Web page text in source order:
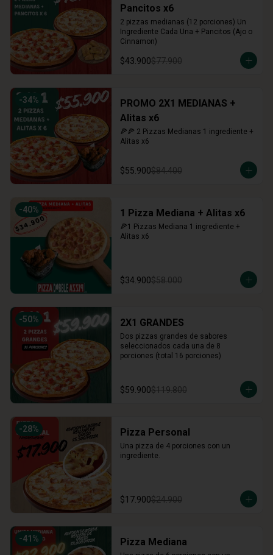
Pancitos x6
2 pizzas medianas (12 porciones) Un
Ingrediente Cada Una + Pancitos (Ajo o
Cinnamon)
$43.900$77.900
-34%
PROMO 2X1 MEDIANAS +
Alitas x6
🍕🍕 2 Pizzas Medianas 1 ingrediente +
Alitas x6
$55.900$84.400
-40% 1 Pizza Mediana + Alitas x6
🍕1 Pizzas Mediana 1 ingrediente +
Alitas x6
$34.900$58.000
-50% 2X1 GRANDES
Dos pizzas grandes de sabores
seleccionados cada una de 8
porciones (total 16 porciones)
$59.900$119.800
-28% Pizza Personal
Una pizza de 4 porciones con un
ingrediente.
$17.900$24.900
-41 % Pizza Mediana